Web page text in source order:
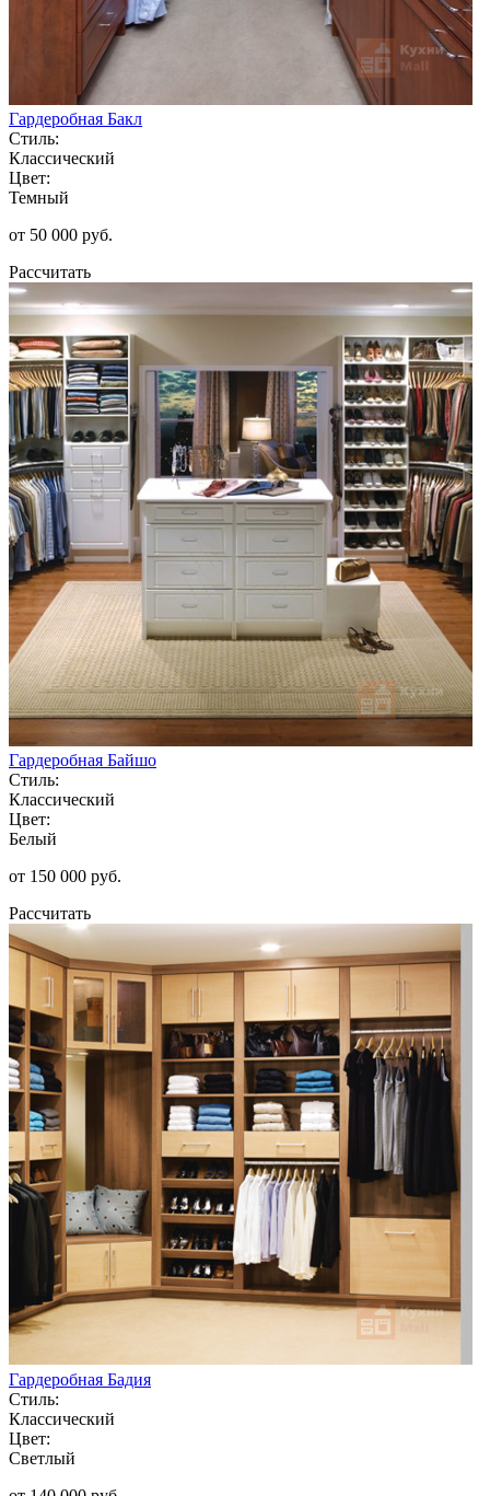
Гардеробная Бакл
Стиль:
Классический
Цвет:
Темный
от 50 000 руб.
Рассчитать
Гардеробная Байшо
Стиль:
Классический
Цвет:
Белый
от 150 000 руб.
Рассчитать
Гардеробная Бадия
Стиль:
Классический
Цвет:
Светлый